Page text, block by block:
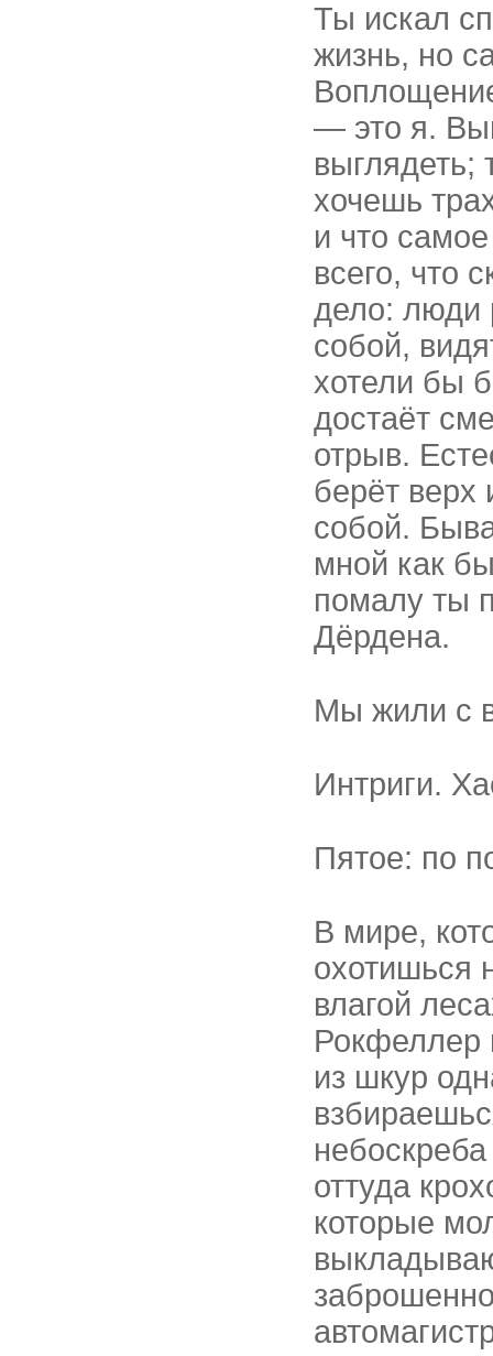
Ты искал
жизнь, но
— это я.
выглядеть;
хочешь
и что
всего, что
дело: люди
собой,
хотели бы
достаёт
отрыв.
берёт
собой.
мной как
помалу ты
Дёрдена.
Мы жили с
Интриги.
Пятое: по
В мире,
охотишься
влагой
Рокфеллер
из шкур
оттуда
которые